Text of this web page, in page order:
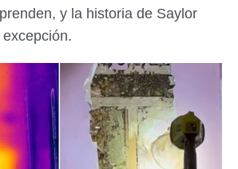
y la historia de Saylor